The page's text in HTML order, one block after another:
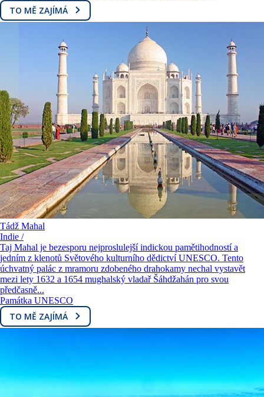
TO MĚ ZAJÍMÁ
Tádž Mahal
Indie /
Taj Mahal je bezesporu nejproslulejší indickou pamětihodností a
jedním z klenotů Světového kulturního dědictví UNESCO. Tento
úchvatný palác z mramoru zdobeného drahokamy nechal vystavět
mezi lety 1632 a 1654 mughalský vladař Šáhdžahán pro svou
předčasně...
Památka UNESCO
TO MĚ ZAJÍMÁ